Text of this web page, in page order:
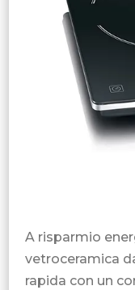
A risparmio
vetroceramica
rapida con un